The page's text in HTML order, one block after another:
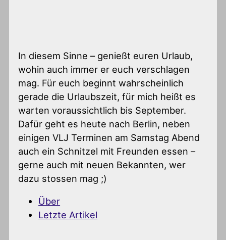
In diesem Sinne – genießt euren Urlaub,
wohin auch immer er euch verschlagen
mag. Für euch beginnt wahrscheinlich
gerade die Urlaubszeit, für mich heißt es
warten voraussichtlich bis September.
Dafür geht es heute nach Berlin, neben
einigen VLJ Terminen am Samstag Abend
auch ein Schnitzel mit Freunden essen –
gerne auch mit neuen Bekannten, wer
dazu stossen mag ;)
Über
Letzte Artikel